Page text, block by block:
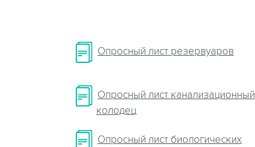
Опросный лист резервуаров
Опросный лист канализационный
колодец
Опросный лист биологических